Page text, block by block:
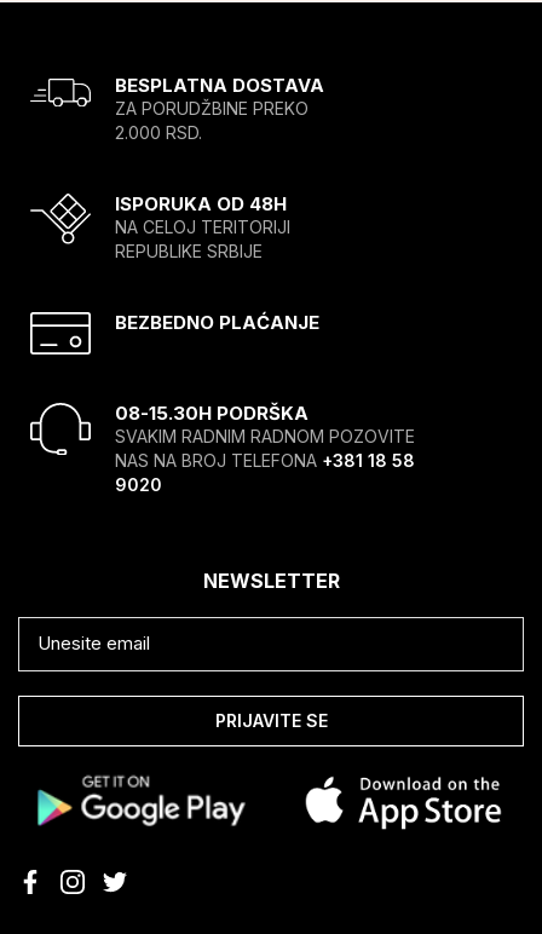
BESPLATNA DOSTAVA
ZA PORUDŽBINE PREKO
2.000 RSD.
ISPORUKA OD 48H
NA CELOJ TERITORIJI
REPUBLIKE SRBIJE
BEZBEDNO PLAĆANJE
08-15.30H PODRŠKA
SVAKIM RADNIM RADNOM POZOVITE
NAS NA BROJ TELEFONA +381 18 58
9020
NEWSLETTER
PRIJAVITE SE